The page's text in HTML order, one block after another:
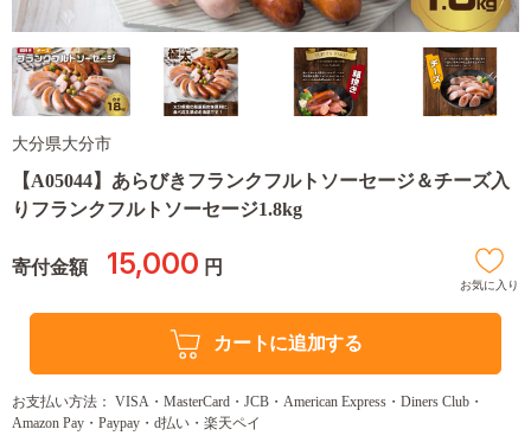
大分県大分市
【A05044】あらびきフランクフルトソーセージ＆チーズ入
りフランクフルトソーセージ1.8kg
寄付金額 15,000 円
お気に入り
カートに追加する
お支払い方法： VISA・MasterCard・JCB・American Express・Diners Club・
Amazon Pay・Paypay・d払い・楽天ペイ